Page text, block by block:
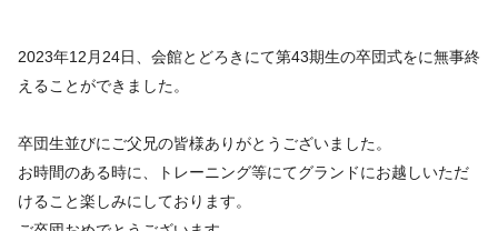
2023年12月24日、会館とどろきにて第43期生の卒団式をに無事終
えることができました。
卒団生並びにご父兄の皆様ありがとうございました。
お時間のある時に、トレーニング等にてグランドにお越しいただ
けること楽しみにしております。